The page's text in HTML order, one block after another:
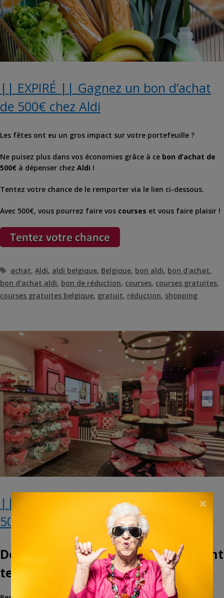
|| EXPIRÉ || Gagnez un bon d’achat
de 500€ chez Aldi
Les fêtes ont eu un gros impact sur votre portefeuille ?
Ne puisez plus dans vos économies grâce à ce bon d’achat de
500€ à dépenser chez Aldi !
Tentez votre chance de le remporter via le lien ci-dessous.
Avec 500€, vous pourrez faire vos courses et vous faire plaisir !
Étiquettes
achat,Aldi, aldi belgique, Belgique, bon aldi, bon d'achat,
bon d'achat aldi, bon de réduction, courses, courses gratuites,
courses gratuites belgique, gratuit, réduction, shopping
|| EXPIRÉ || Une carte-cadeau de
500€ chez Hunkemöller à gagner
Désolé, ce concours est maintenant
terminé.
×